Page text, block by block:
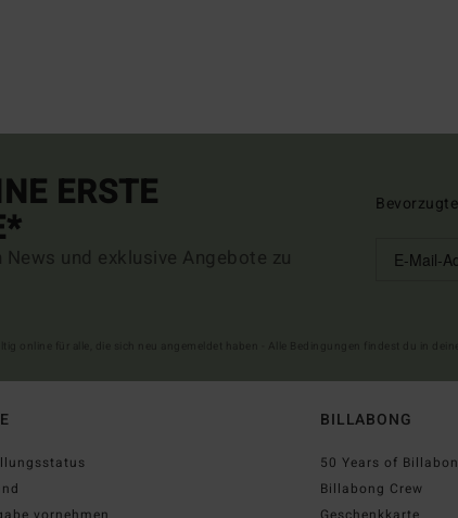
ERSTE
und exklusive Angebote zu
BILLABONG
50 Years of
Billabong Crew